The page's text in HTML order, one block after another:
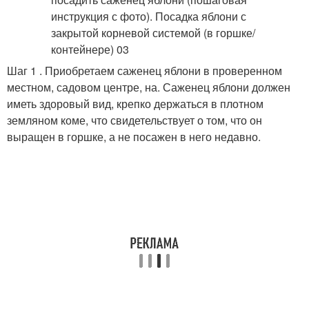
Шаг 1 . Приобретаем саженец яблони в проверенном
местном, садовом центре, на. Саженец яблони должен
иметь здоровый вид, крепко держаться в плотном
земляном коме, что свидетельствует о том, что он
выращен в горшке, а не посажен в него недавно.